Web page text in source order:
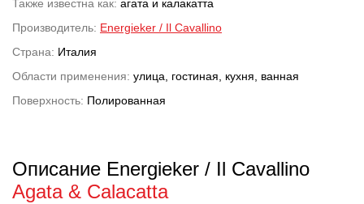
Также известна как: агата и калакатта
Производитель: Energieker / Il Cavallino
Страна: Италия
Области применения: улица, гостиная, кухня, ванная
Поверхность: Полированная
Описание Energieker / Il Cavallino
Agata & Calacatta